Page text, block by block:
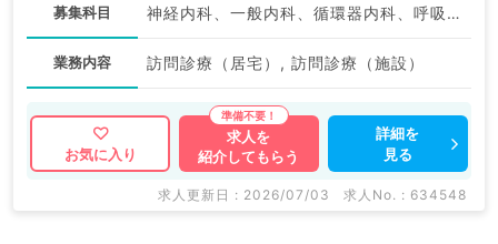
募集科目 神経内科、一般内科、循環器内科、呼吸器内科、消化器内科、内分泌・代謝内科、腎臓内科、老年内科、外科系全般、一般外科、膠原病科
業務内容 訪問診療（居宅）, 訪問診療（施設）
お気に入り
求人を
紹介してもらう
詳細を
見る
求人更新日 : 2026/07/03 求人No. : 634548